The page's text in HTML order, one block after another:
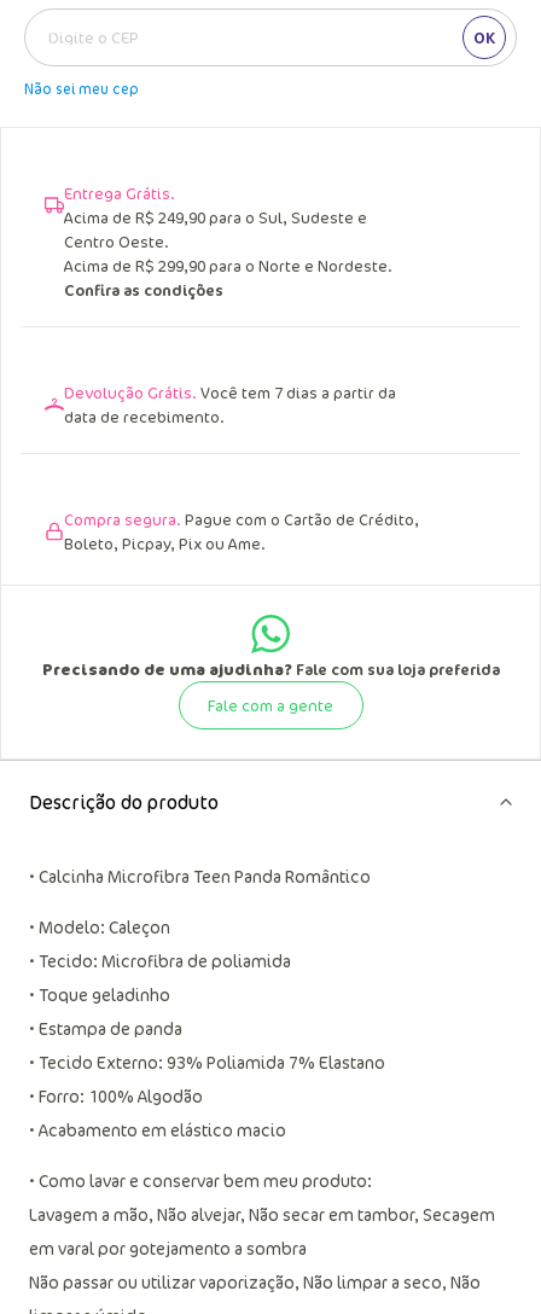
Confira disponibilidade em loja física
Entrega Grátis.
Acima de R$ 249,90 para o Sul, Sudeste e
Centro Oeste.
Precisando de uma ajudinha?Fale com sua loja preferida
• Calcinha Microfibra Teen Panda Romântico
• Modelo: Caleçon
• Tecido: Microfibra de poliamida
• Toque geladinho
• Estampa de panda
• Tecido Externo: 93% Poliamida 7% Elastano
• Forro: 100% Algodão
• Acabamento em elástico macio
• Como lavar e conservar bem meu produto:
Lavagem a mão, Não alvejar, Não secar em tambor, Secagem
em varal por gotejamento a sombra